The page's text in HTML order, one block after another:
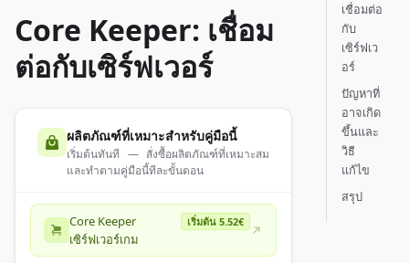
Core Keeper: เชื่อม
ต่อกับเซิร์ฟเวอร์
ผลิตภัณฑ์ที่เหมาะสำหรับคู่มือนี้
เริ่มต้นทันที — สั่งซื้อผลิตภัณฑ์ที่เหมาะสม
และทำตามคู่มือนี้ทีละขั้นตอน
Core Keeper
เซิร์ฟเวอร์เกม
เริ่มต้น 5.52€
เชื่อมต่อ
กับ
เซิร์ฟเว
อร์
ปัญหาที่
อาจเกิด
ขึ้นและ
วิธี
แก้ไข
สรุป